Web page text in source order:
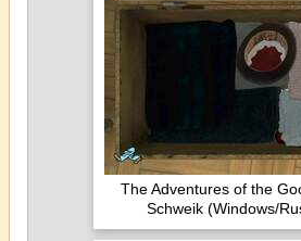
The Adventures of the
Schweik (Windows/